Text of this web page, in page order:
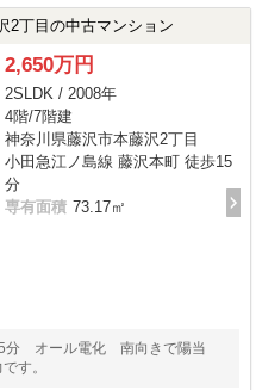
2丁目の中古マンション
2,650万円
2SLDK / 2008年
4階/7階建
神奈川県藤沢市本藤沢2丁目
小田急江ノ島線 藤沢本町 徒歩15
分
専有面積 73.17㎡
分 オール電化 南向きで陽当
す。